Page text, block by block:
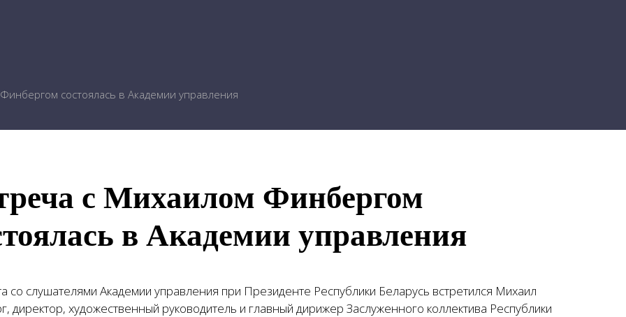
состоялась в Академии управления
с Михаилом Финбергом
в Академии управления
со слушателями Академии управления при Президенте Республики Беларусь встретился Михаил
директор, художественный руководитель и главный дирижер Заслуженного коллектива Республики